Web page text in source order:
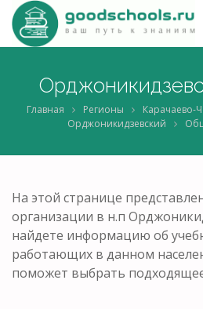
Главная Регионы
Карачаево-
Орджоникидзевский
На этой странице
организации в н.п
найдете информацию об
работающих в данном
поможет выбрать